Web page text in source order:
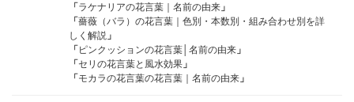
「ラケナリアの花言葉｜名前の由来 」
「薔薇（バラ）の花言葉｜色別・本数別・組み合わせ別を詳
しく解説 」
「ピンクッションの花言葉│名前の由来 」
「セリの花言葉と風水効果 」
「モカラの花言葉の花言葉｜名前の由来 」